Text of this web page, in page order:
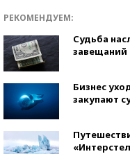
РЕКОМЕНДУЕМ:
Судьба
завещаний
Бизнес
закупают